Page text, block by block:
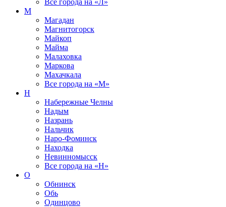
Все города на «Л»
М
Магадан
Магнитогорск
Майкоп
Майма
Малаховка
Маркова
Махачкала
Все города на «М»
Н
Набережные Челны
Надым
Назрань
Нальчик
Наро-Фоминск
Находка
Невинномысск
Все города на «Н»
О
Обнинск
Обь
Одинцово